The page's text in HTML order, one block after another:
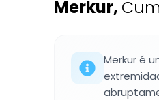
Merkur,
Merkur é